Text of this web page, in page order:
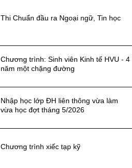
Thi Chuẩn đầu ra Ngoại ngữ, Tin học
Chương trình: Sinh viên Kinh tế HVU - 4
năm một chặng đường
Nhập học lớp ĐH liên thông vừa làm
vừa học đợt tháng 5/2026
Chương trình xiếc tạp kỹ